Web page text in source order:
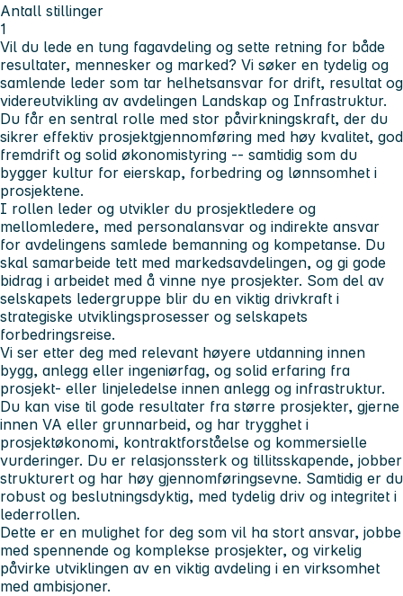
Antall stillinger
1
Vil du lede en tung fagavdeling og sette retning for både
resultater, mennesker og marked? Vi søker en tydelig og
samlende leder som tar helhetsansvar for drift, resultat og
videreutvikling av avdelingen Landskap og Infrastruktur.
Du får en sentral rolle med stor påvirkningskraft, der du
sikrer effektiv prosjektgjennomføring med høy kvalitet, god
fremdrift og solid økonomistyring -- samtidig som du
bygger kultur for eierskap, forbedring og lønnsomhet i
prosjektene.
I rollen leder og utvikler du prosjektledere og
mellomledere, med personalansvar og indirekte ansvar
for avdelingens samlede bemanning og kompetanse. Du
skal samarbeide tett med markedsavdelingen, og gi gode
bidrag i arbeidet med å vinne nye prosjekter. Som del av
selskapets ledergruppe blir du en viktig drivkraft i
strategiske utviklingsprosesser og selskapets
forbedringsreise.
Vi ser etter deg med relevant høyere utdanning innen
bygg, anlegg eller ingeniørfag, og solid erfaring fra
prosjekt- eller linjeledelse innen anlegg og infrastruktur.
Du kan vise til gode resultater fra større prosjekter, gjerne
innen VA eller grunnarbeid, og har trygghet i
prosjektøkonomi, kontraktforståelse og kommersielle
vurderinger. Du er relasjonssterk og tillitsskapende, jobber
strukturert og har høy gjennomføringsevne. Samtidig er du
robust og beslutningsdyktig, med tydelig driv og integritet i
lederrollen.
Dette er en mulighet for deg som vil ha stort ansvar, jobbe
med spennende og komplekse prosjekter, og virkelig
påvirke utviklingen av en viktig avdeling i en virksomhet
med ambisjoner.